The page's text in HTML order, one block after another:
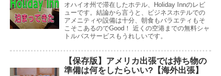
オハイオ州で滞在したホテル、Holiday Innのレビ
ューです。結論から言うと、ビジネスホテルでの
アメニティや設備は十分、朝食もバラエティもそ
こそこあるのでGood！ 近くの空港までの無料シャ
トルバスサービスもうれしいです。
【保存版】アメリカ出張では持ち物の
準備は何をしたらいい?【海外出張】